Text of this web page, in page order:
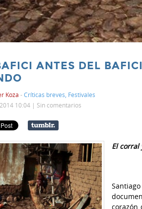
ANTES DEL
Koza -Críticas breves Festivales
10:04 | Sin comentarios
El corral
corazón